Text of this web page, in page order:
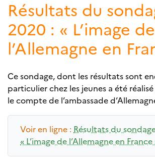
Résultats du
2020 : « L’image de
l’Allemagne en
Ce sondage, dont les résultats sont
particulier chez les jeunes a été réalisé
le compte de l’ambassade
Voir en ligne : Résultats du
« L’image de l’Allemagne en France